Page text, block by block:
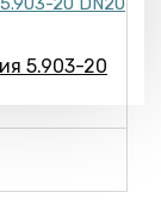
5.903-20